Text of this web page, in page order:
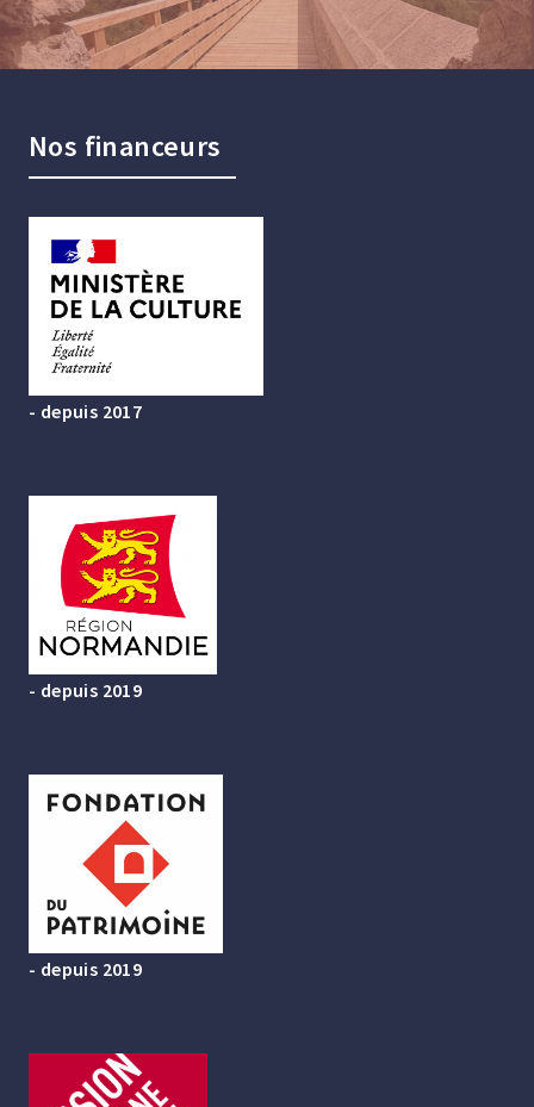
Nos financeurs
- depuis 2017
- depuis 2019
- depuis 2019